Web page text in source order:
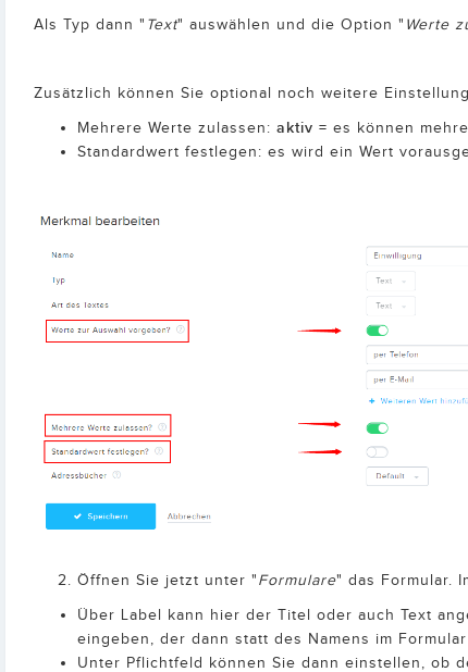
Als Typ dann " Text" auswählen und die Option " Werte
Zusätzlich können Sie optional noch weitere
Mehrere Werte zulassen: aktiv = es können
Standardwert festlegen: es wird ein Wert
Öffnen Sie jetzt unter "Formulare" das Formular.
Über Label kann hier der Titel oder auch Text
eingeben, der dann statt des Namens im
Unter Pflichtfeld können Sie dann einstellen, ob